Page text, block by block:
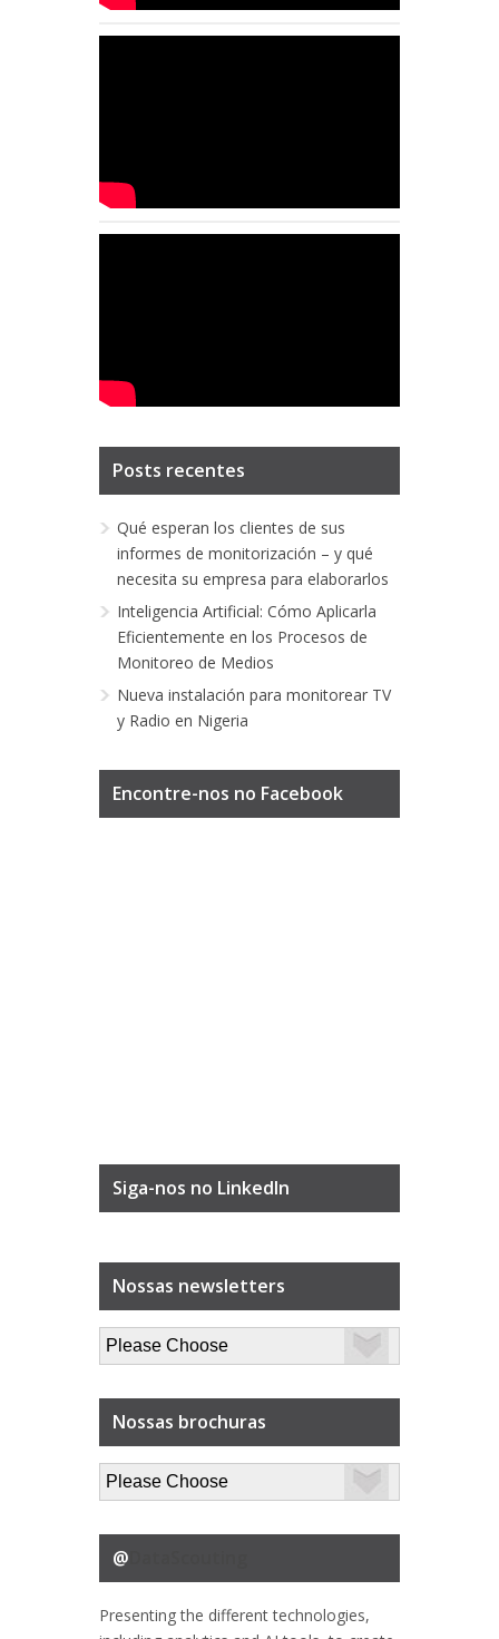
Posts recentes
Qué esperan los clientes de sus
informes de monitorización – y qué
necesita su empresa para elaborarlos
Inteligencia Artificial: Cómo Aplicarla
Eficientemente en los Procesos de
Monitoreo de Medios
Nueva instalación para monitorear TV
y Radio en Nigeria
Encontre-nos no Facebook
Siga-nos no LinkedIn
Nossas newsletters
Nossas brochuras
@
Presenting the different technologies,